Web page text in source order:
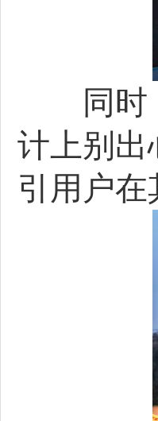
同时，
计上别出
引用户